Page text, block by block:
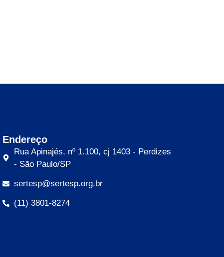
Endereço
Rua Apinajés, nº 1.100, cj 1403 - Perdizes
- São Paulo/SP
sertesp@sertesp.org.br
(11) 3801-8274